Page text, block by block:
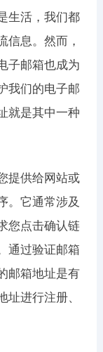
生活，我们都
信息。然而，
子邮箱也成为
我们的电子邮
就是其中一种
提供给网站或
。它通常涉及
您点击确认链
通过验证邮箱
邮箱地址是有
进行注册、